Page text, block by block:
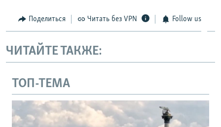
Поделиться Читать без VPN Follow us
ЧИТАЙТЕ ТАКЖЕ:
ТОП-ТЕМА